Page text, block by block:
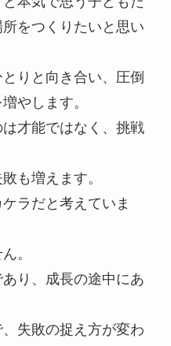
をつくりたいと思い
りと向き合い、圧倒
やします。
才能ではなく、挑戦
も増えます。
ラだと考えていま
。
り、成長の途中にあ
失敗の捉え方が変わ